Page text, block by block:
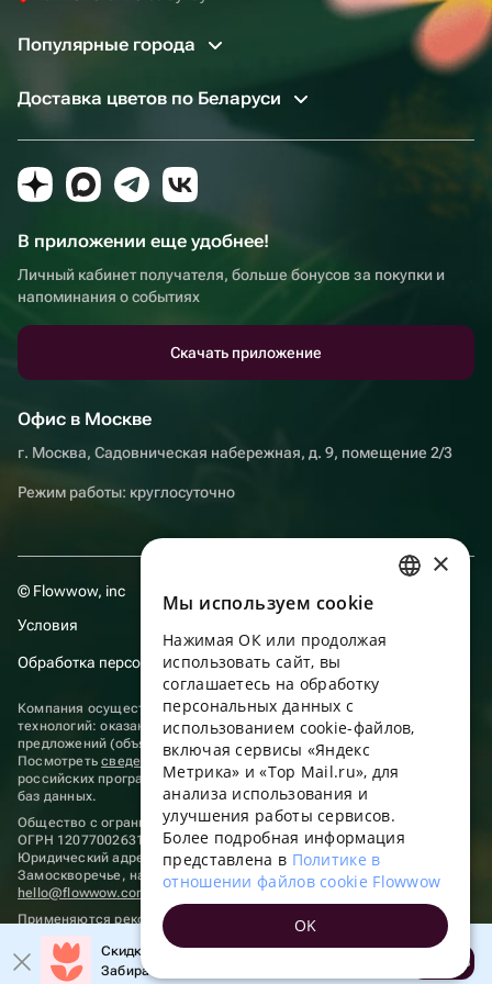
Популярные города
Доставка цветов по Беларуси
В приложении еще удобнее!
Личный кабинет получателя, больше бонусов за покупки и
напоминания о событиях
Скачать приложение
Офис в Москве
г. Москва, Садовническая набережная, д. 9, помещение 2/3
Режим работы: круглосуточно
© Flowwow, inc
Условия
Обработка персональных данных
Компания осуществляет деятельность в области информационных
технологий: оказание услуг в сети “Интернет” по размещению
предложений (объявлений) продавцов о реализации товаров.
Посмотретьсведения о программах, включенных в реестр
российских программ для электронных вычислительных машин и
баз данных.
Общество с ограниченной ответственностью «ФЛАУВАУ»
ОГРН 1207700263198, ИНН 9702020445
Юридический адрес: г. Москва, вн.тер. г. Муниципальный округ
Замоскворечье, наб. Садовническая, д. 9, помещ. 2/3.
hello@flowwow.com
8 800 555-16-15
Применяютсярекомендательные технологии
Скидка до 10% на первый заказ!
Забирайте промокод в приложении!
Открыть
ENGLISH
UKRAINIAN
PORTUGUESE
FRENCH
TURKISH
POLISH
×
Мы используем сookie
Нажимая ОК или продолжая
использовать сайт, вы
соглашаетесь на обработку
персональных данных с
использованием cookie-файлов,
включая сервисы «Яндекс
Метрика» и «Top Mail.ru», для
анализа использования и
улучшения работы сервисов.
Более подробная информация
представлена в Политике в
отношении файлов cookie Flowwow
OK